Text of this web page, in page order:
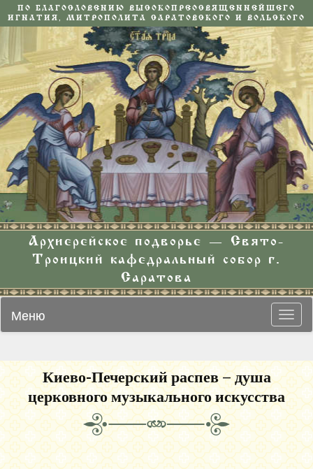
ПО БЛАГОСЛОВЕНИЮ ВЫСОКОПРЕОСВЯЩЕННЕЙШЕГО
ИГНАТИЯ, МИТРОПОЛИТА САРАТОВСКОГО И ВОЛЬСКОГО
Архиерейское подворье — Свято-
Троицкий кафедральный собор г.
Саратова
Меню
Киево-Печерский распев – душа
церковного музыкального искусства